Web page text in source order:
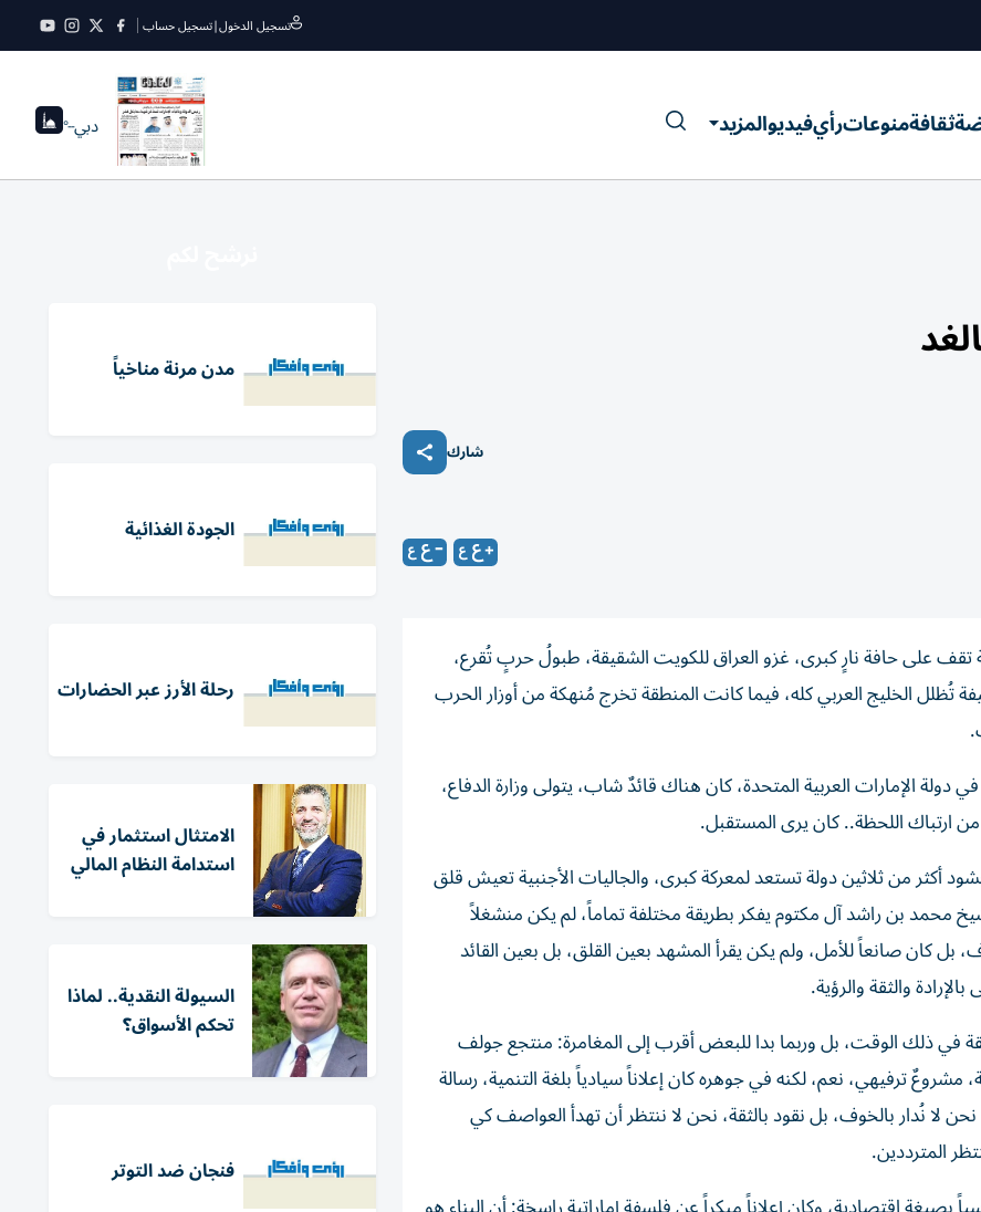
تسجيل الدخول|تسجيل حساب
ثقافةمنوعاترأيفيديوالمزيد دبي--°
شارك
في عام 1990، كانت المنطقة تقف على حافة نارٍ كبرى، غزو العراق للكويت الشقيقة، طبولُ حربٍ تُقرع،
الخليج العربي كله، فيما كانت المنطقة تخرج مُنهكة من أوزار الحرب
الإمارات العربية المتحدة، كان هناك قائدٌ شاب، يتولى وزارة الدفاع،
ارتباك اللحظة.. كان يرى المستقبل.
أكثر من ثلاثين دولة تستعد لمعركة كبرى، والجاليات الأجنبية تعيش قلق
محمد بن راشد آل مكتوم يفكر بطريقة مختلفة تماماً، لم يكن منشغلاً
كان صانعاً للأمل، ولم يكن يقرأ المشهد بعين القلق، بل بعين القائد
والثقة والرؤية.
في ذلك الوقت، بل وربما بدا للبعض أقرب إلى المغامرة: منتجع جولف
ترفيهي، نعم، لكنه في جوهره كان إعلاناً سيادياً بلغة التنمية، رسالة
لا نُدار بالخوف، بل نقود بالثقة، نحن لا ننتظر أن تهدأ العواصف كي
المترددين.
مدن مرنة مناخياً
الجودة الغذائية
رحلة الأرز عبر الحضارات
الامتثال استثمار في
استدامة النظام المالي
السيولة النقدية.. لماذا
تحكم الأسواق؟
فنجان ضد التوتر